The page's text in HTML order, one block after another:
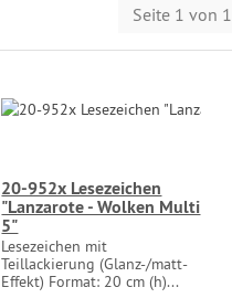
Seite 1 von 1
20-952x Lesezeichen
"Lanzarote - Wolken Multi
5"
Lesezeichen mit
Teillackierung (Glanz-/matt-
Effekt) Format: 20 cm (h)...